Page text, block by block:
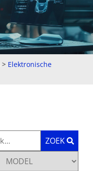
> Elektronische
ZOEK